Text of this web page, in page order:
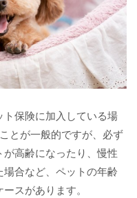
保険に加入している場
とが一般的ですが、必ず
高齢になったり、慢性
合など、ペットの年齢
スがあります。